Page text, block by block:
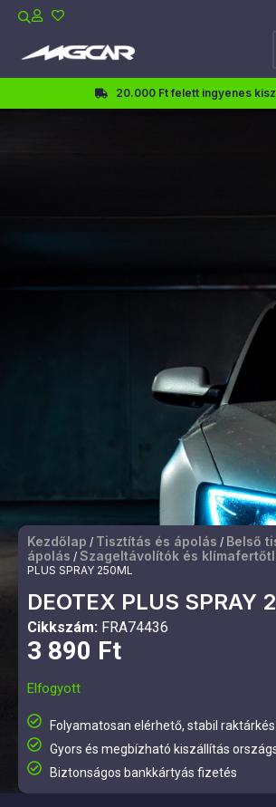
20.000 Ft felett ingyenes
Kezdőlap / Tisztítás és ápolás / Belső
ápolás / Szageltávolítók és
PLUS SPRAY 250ML
DEOTEX PLUS SPRAY
Cikkszám: FRA74436
3 890 Ft
Elfogyott
Folyamatosan elérhető, stabil
Gyors és megbízható kiszállítás
Biztonságos bankkártyás fizetés